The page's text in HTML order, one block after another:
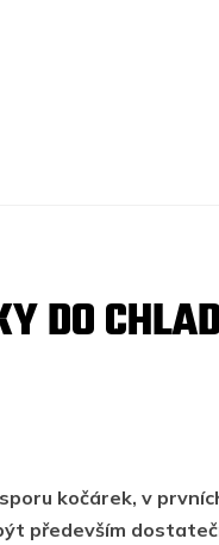
DO
kočárek, v
především